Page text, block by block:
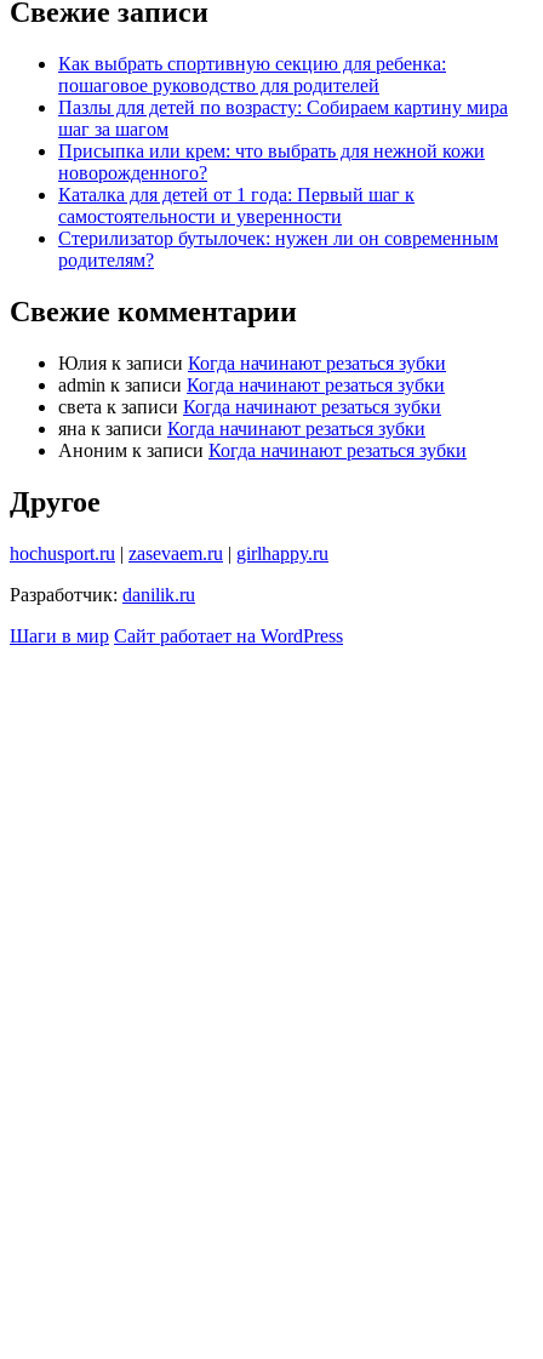
Свежие записи
Как выбрать спортивную секцию для ребенка:
пошаговое руководство для родителей
Пазлы для детей по возрасту: Собираем картину мира
шаг за шагом
Присыпка или крем: что выбрать для нежной кожи
новорожденного?
Каталка для детей от 1 года: Первый шаг к
самостоятельности и уверенности
Стерилизатор бутылочек: нужен ли он современным
родителям?
Свежие комментарии
Юлия к записи Когда начинают резаться зубки
admin к записи Когда начинают резаться зубки
света к записи Когда начинают резаться зубки
яна к записи Когда начинают резаться зубки
Аноним к записи Когда начинают резаться зубки
Другое
hochusport.ru | zasevaem.ru | girlhappy.ru
Разработчик: danilik.ru
Шаги в мир Сайт работает на WordPress